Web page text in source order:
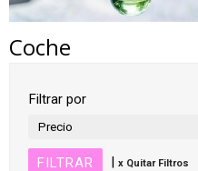
Coche
Filtrar por
Precio
| x Quitar Filtros